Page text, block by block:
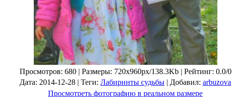
Просмотров: 680 | Размеры: 720x960px/138.3Kb | Рейтинг: 0.0/0
Дата: 2014-12-28 | Теги: Лабиринты судьбы | Добавил: arbuzova
Просмотреть фотографию в реальном размере